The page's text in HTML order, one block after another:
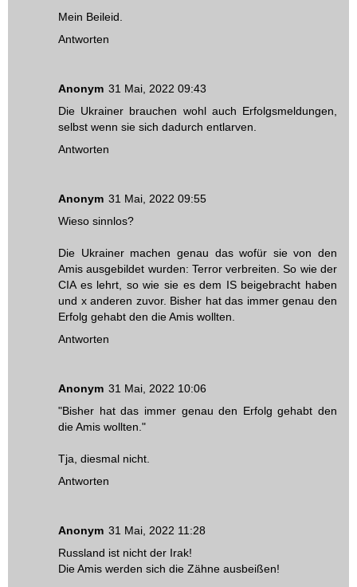
Mein Beileid.
Antworten
Anonym 31 Mai, 2022 09:43
Die Ukrainer brauchen wohl auch Erfolgsmeldungen,
selbst wenn sie sich dadurch entlarven.
Antworten
Anonym 31 Mai, 2022 09:55
Wieso sinnlos?
Die Ukrainer machen genau das wofür sie von den
Amis ausgebildet wurden: Terror verbreiten. So wie der
CIA es lehrt, so wie sie es dem IS beigebracht haben
und x anderen zuvor. Bisher hat das immer genau den
Erfolg gehabt den die Amis wollten.
Antworten
Anonym 31 Mai, 2022 10:06
"Bisher hat das immer genau den Erfolg gehabt den
die Amis wollten."
Tja, diesmal nicht.
Antworten
Anonym 31 Mai, 2022 11:28
Russland ist nicht der Irak!
Die Amis werden sich die Zähne ausbeißen!